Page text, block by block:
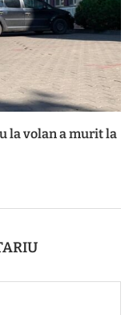
la volan a murit la